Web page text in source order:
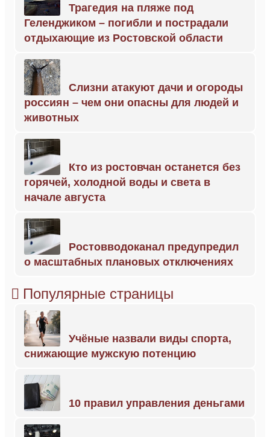
Трагедия на пляже под
Геленджиком – погибли и пострадали
отдыхающие из Ростовской области
Слизни атакуют дачи и огороды
россиян – чем они опасны для людей и
животных
Кто из ростовчан останется без
горячей, холодной воды и света в
начале августа
Ростовводоканал предупредил
о масштабных плановых отключениях
Популярные страницы
Учёные назвали виды спорта,
снижающие мужскую потенцию
10 правил управления деньгами